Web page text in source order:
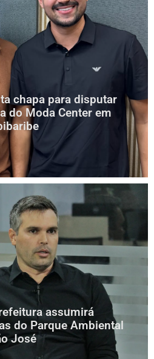
chapa para disputar
do Moda Center em
assumirá
do Parque Ambiental
José